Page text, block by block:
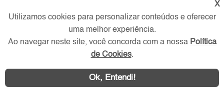
Imóveis
X
Utilizamos cookies para personalizar conteúdos e oferecer
uma melhor experiência.
Ao navegar neste site, você concorda com a nossa Política
de Cookies.
Ok, Entendi!